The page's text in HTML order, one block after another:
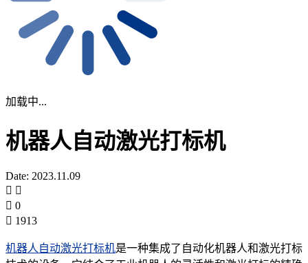
加载中...
机器人自动激光打标机
Date: 2023.11.09
0
1913
机器人自动激光打标机是一种集成了自动化机器人和激光打标